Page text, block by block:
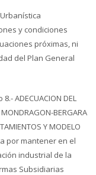
y condiciones
próximas, ni
del Plan General
ADECUACION DEL
MONDRAGON-BERGARA
Y MODELO
por mantener en el
industrial de la
Subsidiarias